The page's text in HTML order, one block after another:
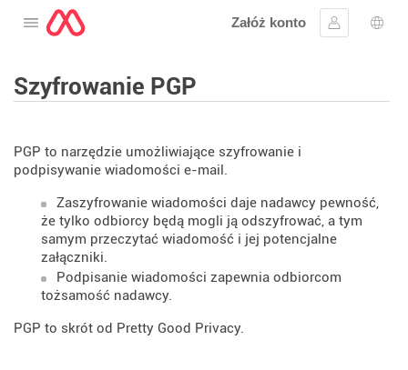
Otwórz menu
Załóż konto
Zaloguj się
Szyfrowanie PGP
PGP to narzędzie umożliwiające szyfrowanie i
podpisywanie wiadomości e-mail.
Zaszyfrowanie wiadomości daje nadawcy pewność,
że tylko odbiorcy będą mogli ją odszyfrować, a tym
samym przeczytać wiadomość i jej potencjalne
załączniki.
Podpisanie wiadomości zapewnia odbiorcom
tożsamość nadawcy.
PGP to skrót od Pretty Good Privacy.